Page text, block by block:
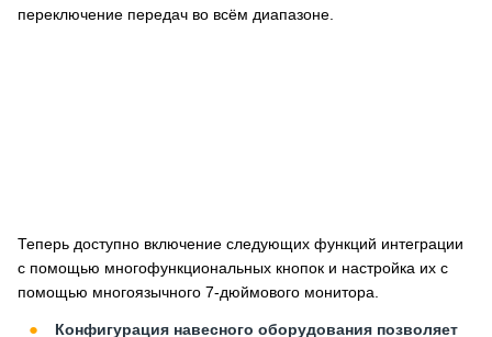
переключение передач во всём диапазоне.
Теперь доступно включение следующих функций интеграции
с помощью многофункциональных кнопок и настройка их с
помощью многоязычного 7-дюймового монитора.
Конфигурация навесного оборудования позволяет